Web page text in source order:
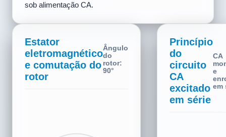
sob alimentação CA.
Estator
eletromagnético
e comutação do
rotor
Ângulo
do
rotor:
150°
Princípio
do
circuito
CA
excitado
em série
CA
e
em